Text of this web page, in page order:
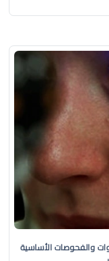
والفحوصات الأساسية